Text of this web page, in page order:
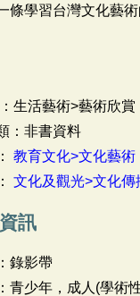
條學習台灣文化藝
生活藝術>藝術欣賞
：非書資料
教育文化>文化藝術
文化及觀光>文化傳
訊
錄影帶
青少年，成人(學術